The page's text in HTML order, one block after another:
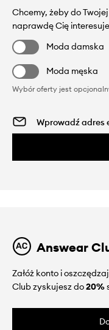
Chcemy, żeby do
naprawdę Cię
Moda damska
Moda męska
Wybór oferty jest
Answear
Załóż konto i
Club zyskujesz do20%